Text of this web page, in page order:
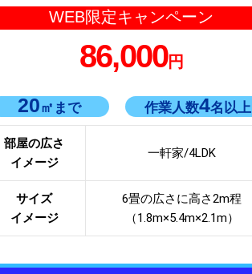
WEB限定キャンペーン
86,000円
20㎡まで 作業人数4名以上
部屋の広さ
イメージ
一軒家/4LDK
サイズ
イメージ
6畳の広さに高さ2m程
（1.8m×5.4m×2.1m）